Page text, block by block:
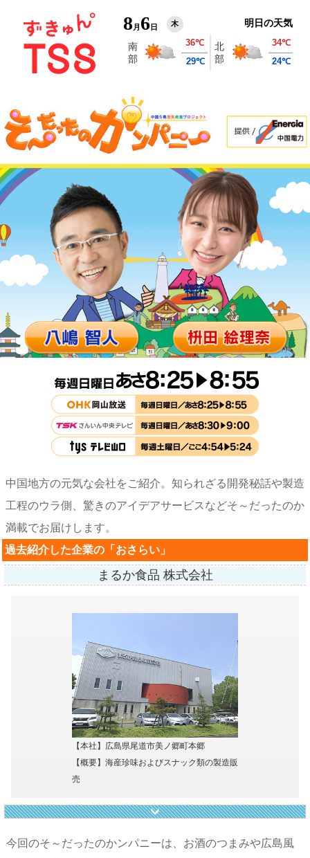
8 月 6日 木 明日の天気
中国地方の元気な会社をご紹介。知られざる開発秘話や製造
工程のウラ側、驚きのアイデアサービスなどそ～だったのか
満載でお届けします。
過去紹介した企業の「おさらい」
まるか食品 株式会社
【本社】広島県尾道市美ノ郷町本郷
【概要】海産珍味およびスナック類の製造販
売
今回のそ～だったのかンパニーは、お酒のつまみや広島風